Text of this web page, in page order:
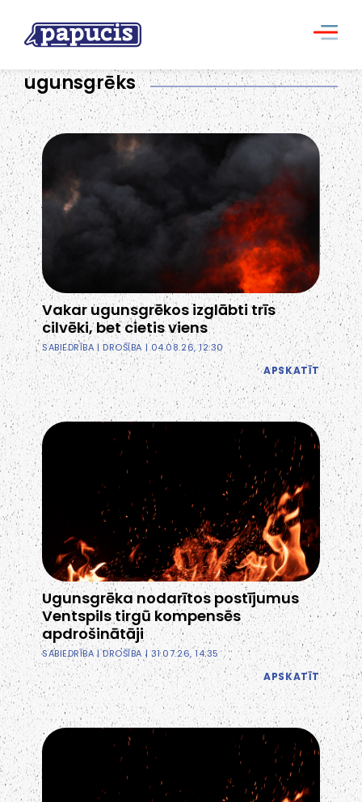
ugunsgrēks
Vakar ugunsgrēkos izglābti trīs
cilvēki, bet cietis viens
SABIEDRĪBA |DROŠĪBA | 04.08.26, 12:30
APSKATĪT
Ugunsgrēka nodarītos postījumus
Ventspils tirgū kompensēs
apdrošinātāji
SABIEDRĪBA|DROŠĪBA | 31.07.26, 14:35
APSKATĪT